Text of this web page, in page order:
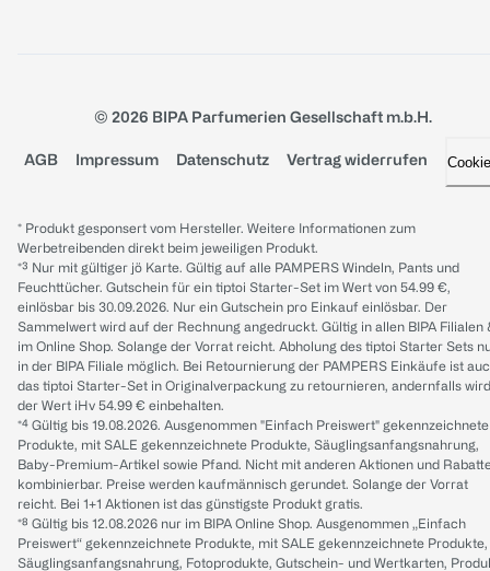
© 2026 BIPA Parfumerien Gesellschaft m.b.H.
AGB Impressum Datenschutz Vertrag widerrufen
* Produkt gesponsert vom Hersteller. Weitere Informationen zum
Werbetreibenden direkt beim jeweiligen Produkt.
*³ Nur mit gültiger jö Karte. Gültig auf alle PAMPERS Windeln, Pants und
Feuchttücher. Gutschein für ein tiptoi Starter-Set im Wert von 54.99 €,
einlösbar bis 30.09.2026. Nur ein Gutschein pro Einkauf einlösbar. Der
Sammelwert wird auf der Rechnung angedruckt. Gültig in allen BIPA Filialen
im Online Shop. Solange der Vorrat reicht. Abholung des tiptoi Starter Sets
in der BIPA Filiale möglich. Bei Retournierung der PAMPERS Einkäufe ist
das tiptoi Starter-Set in Originalverpackung zu retournieren, andernfalls wird
der Wert iHv 54.99 € einbehalten.
*⁴ Gültig bis 19.08.2026. Ausgenommen "Einfach Preiswert" gekennzeichnete
Produkte, mit SALE gekennzeichnete Produkte, Säuglingsanfangsnahrung,
Baby-Premium-Artikel sowie Pfand. Nicht mit anderen Aktionen und
kombinierbar. Preise werden kaufmännisch gerundet. Solange der Vorrat
reicht. Bei 1+1 Aktionen ist das günstigste Produkt gratis.
*⁸ Gültig bis 12.08.2026 nur im BIPA Online Shop. Ausgenommen „Einfach
Preiswert“ gekennzeichnete Produkte, mit SALE gekennzeichnete Produkte,
Säuglingsanfangsnahrung, Fotoprodukte, Gutschein- und Wertkarten,